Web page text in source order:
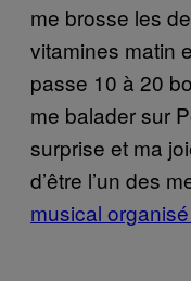
me brosse les
vitamines matin
passe 10 à 20
me balader sur
surprise et ma
d’être l’un des
musical